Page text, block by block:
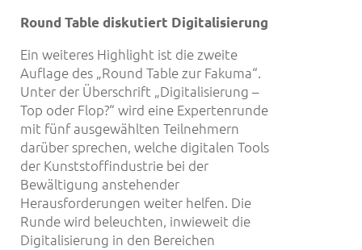
Round Table diskutiert Digitalisierung
Ein weiteres Highlight ist die zweite
Auflage des „Round Table zur Fakuma“.
Unter der Überschrift „Digitalisierung –
Top oder Flop?“ wird eine Expertenrunde
mit fünf ausgewählten Teilnehmern
darüber sprechen, welche digitalen Tools
der Kunststoffindustrie bei der
Bewältigung anstehender
Herausforderungen weiter helfen. Die
Runde wird beleuchten, inwieweit die
Digitalisierung in den Bereichen